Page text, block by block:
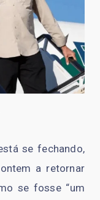
se fechando,
a retornar
se fosse “um